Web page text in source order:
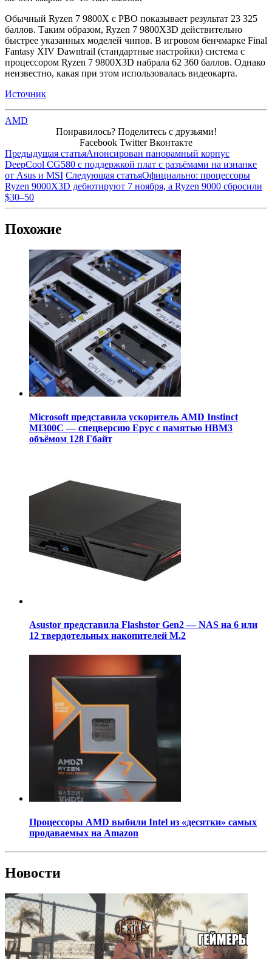
Обычный Ryzen 7 9800X с PBO показывает результат 23 325
баллов. Таким образом, Ryzen 7 9800X3D действительно
быстрее указанных моделей чипов. В игровом бенчмарке Final
Fantasy XIV Dawntrail (стандартные настройки) система с
процессором Ryzen 7 9800X3D набрала 62 360 баллов. Однако
неизвестно, какая при этом использовалась видеокарта.
Источник
AMD
Понравилось? Поделитесь с друзьями!
Facebook Twitter Вконтакте
Предыдущая статьяАнонсирован панорамный корпус
DeepCool CG580 с поддержкой плат с разъёмами на изнанке
от Asus и MSI Следующая статьяОфициально: процессоры
Ryzen 9000X3D дебютируют 7 ноября, а Ryzen 9000 сбросили
$30–50
Похожие
Microsoft представила ускоритель AMD Instinct
MI300C — спецверсию Epyc с памятью HBM3
объёмом 128 Гбайт
Asustor представила Flashstor Gen2 — NAS на 6 или
12 твердотельных накопителей M.2
Процессоры AMD выбили Intel из «десятки» самых
продаваемых на Amazon
Новости